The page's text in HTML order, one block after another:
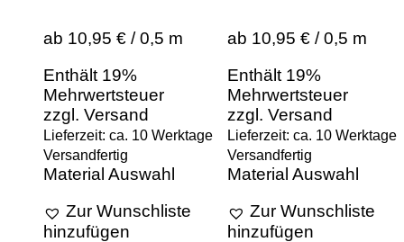
ab 10,95 € / 0,5 m
Enthält 19%
Mehrwertsteuer
zzgl. Versand
Lieferzeit: ca. 10 Werktage
Versandfertig
Material Auswahl
Zur Wunschliste
hinzufügen
ab 10,95 € / 0,5 m
Enthält 19%
Mehrwertsteuer
zzgl. Versand
Lieferzeit: ca. 10 Werktage
Versandfertig
Material Auswahl
Zur Wunschliste
hinzufügen